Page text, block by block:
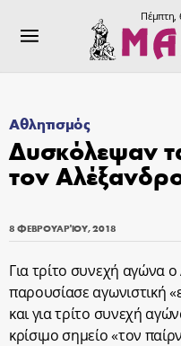
Πέμπτη,
Αθλητισμός
Δυσκόλεψαν
τον
8 ΦΕΒΡΟΥΑΡΊΟΥ, 2018
Για τρίτο συνεχή αγώνα
παρουσίασε αγωνιστική
και για τρίτο συνεχή
κρίσιμο σημείο «τον